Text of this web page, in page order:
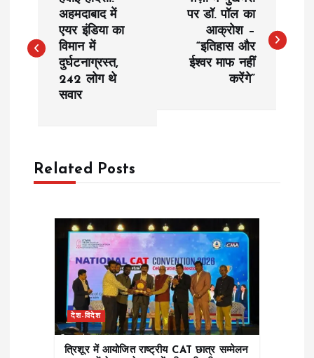
s
a
v
अहमदाबाद में
एयर इंडिया का
विमान में
दुर्घटनाग्रस्त,
242 लोग थे
सवार
पर डॉ. पॉल का
आक्रोश –
“इतिहास और
ईश्वर माफ नहीं
करेंगे”
Related Posts
देश-विदेश
त्रिशूर में आयोजित राष्ट्रीय CAT छात्र सम्मेलन